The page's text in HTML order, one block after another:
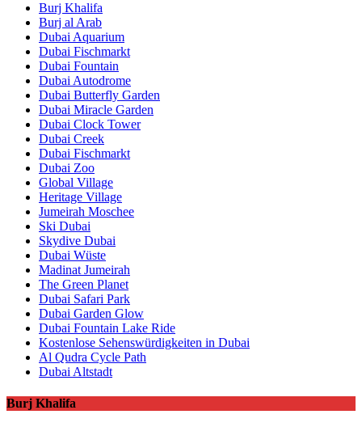
Burj Khalifa
Burj al Arab
Dubai Aquarium
Dubai Fischmarkt
Dubai Fountain
Dubai Autodrome
Dubai Butterfly Garden
Dubai Miracle Garden
Dubai Clock Tower
Dubai Creek
Dubai Fischmarkt
Dubai Zoo
Global Village
Heritage Village
Jumeirah Moschee
Ski Dubai
Skydive Dubai
Dubai Wüste
Madinat Jumeirah
The Green Planet
Dubai Safari Park
Dubai Garden Glow
Dubai Fountain Lake Ride
Kostenlose Sehenswürdigkeiten in Dubai
Al Qudra Cycle Path
Dubai Altstadt
Burj Khalifa